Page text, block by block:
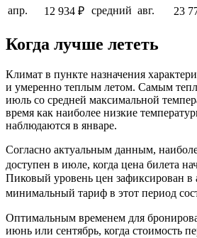
апр.
12 934 ₽ средний авг. 23
Когда лучше лететь
Климат в пункте назначения
и умеренно теплым летом. Самым
июль со средней максимальной
время как наиболее низкие
наблюдаются в январе.
Согласно актуальным данным,
доступен в июле, когда цена билета
Пиковый уровень цен зафиксирован в
минимальный тариф в этот период
Оптимальным временем для
июнь или сентябрь, когда стоимость